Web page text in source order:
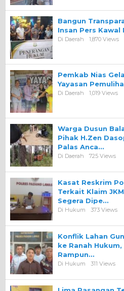
Bangun
Insan Pers Kawal
Di Daerah 1,870 Views
Pemkab Nias
Yayasan
Di Daerah 1,019 Views
Warga Dusun
Pihak H.Zen
Palas Anca…
Di Daerah 725 Views
Kasat Reskrim
Terkait Klaim
Segera Dipe…
Di Hukum 373 Views
Konflik Lahan
ke Ranah
Rampun…
Di Hukum 311 Views